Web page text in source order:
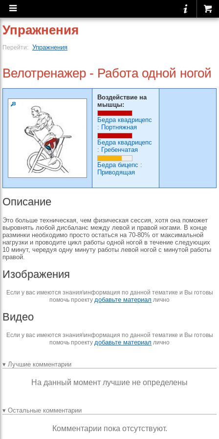
Упражнения
Перейти: Упражнения
Велотренажер - Работа одной ногой
Воздействие на
мышцы:
Бедра квадрицепс
: Портняжная
Бедра квадрицепс
: Гребенчатая
Бедра бицепс :
Приводящая
Описание
Это больше техническая, чем физическая сессия, хотя она поможет
выровнять любой дисбаланс между левой и правой ногами. В конце
разминки необходимо просто остаться на 70-80% от максимальной
нагрузки и проводите цикл работы одной ногой в течение следующих
10 минут, чередуя одну минуту работы левой ногой с минутой работы
правой.
Изображения
Если у вас имеются знания\информация по данной тематике и Вы готовы
помочь проекту добавьте материал лично
Видео
Если у вас имеются знания\информация по данной тематике и Вы готовы
помочь проекту добавьте материал лично
▾ Лучшие комментарии
На данный момент лучшие не определены
▾ Остальные комментарии
Комментарии пока отсутствуют.